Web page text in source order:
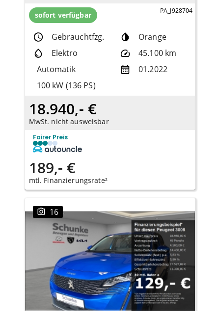
sofort verfügbar PA_J928704
Gebrauchtfzg.
Orange
Elektro
45.100 km
Automatik
01.2022
100 kW (136 PS)
18.940,- €
MwSt. nicht ausweisbar
Fairer Preis
189,- €
mtl. Finanzierungsrate²
16